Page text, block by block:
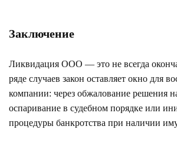
Заключение
Ликвидация ООО — это не всегда
ряде случаев закон оставляет окно для
компании: через обжалование решения
оспаривание в судебном порядке или
процедуры банкротства при наличии